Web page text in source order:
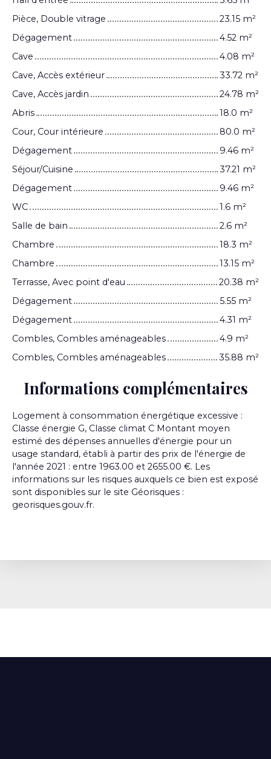
Pièce, Double vitrage
23.15 m²
Dégagement
4.52 m²
Cave
4.08 m²
Cave, Accès extérieur
33.72 m²
Cave, Accès jardin
24.78 m²
Abris
18.0 m²
Cour, Cour intérieure
80.0 m²
Dégagement
9.46 m²
Séjour/Cuisine
37.21 m²
Dégagement
9.46 m²
WC
1.6 m²
Salle de bain
2.6 m²
Chambre
18.3 m²
Chambre
13.15 m²
Terrasse, Avec point d'eau
20.38 m²
Dégagement
5.55 m²
Dégagement
4.31 m²
Combles, Combles aménageables
4.9 m²
Combles, Combles aménageables
35.88 m²
Informations complémentaires
Logement à consommation énergétique excessive :
Classe énergie G, Classe climat C Montant moyen
estimé des dépenses annuelles d'énergie pour un
usage standard, établi à partir des prix de l'énergie de
l'année 2021 : entre 1963.00 et 2655.00 €. Les
informations sur les risques auxquels ce bien est exposé
sont disponibles sur le site Géorisques :
georisques.gouv.fr.